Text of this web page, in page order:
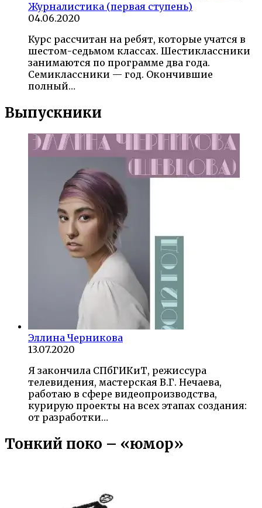
Журналистика (первая ступень)
04.06.2020
Курс рассчитан на ребят, которые учатся в
шестом-седьмом классах. Шестиклассники
занимаются по программе два года.
Семиклассники — год. Окончившие
полный…
Выпускники
Эллина Черникова
13.07.2020
Я закончила СПбГИКиТ, режиссура
телевидения, мастерская В.Г. Нечаева,
работаю в сфере видеопроизводства,
курирую проекты на всех этапах создания:
от разработки…
Тонкий поко – «юмор»